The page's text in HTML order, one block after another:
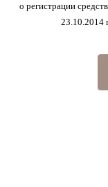
о регистрации
23.10.2014